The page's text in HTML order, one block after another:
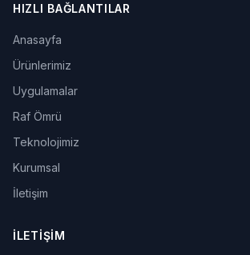
HIZLI BAĞLANTILAR
Anasayfa
Ürünlerimiz
Uygulamalar
Raf Ömrü
Teknolojimiz
Kurumsal
İletişim
İLETIŞIM